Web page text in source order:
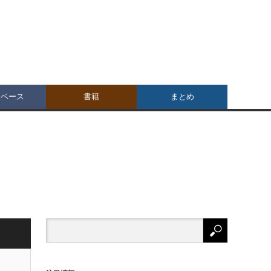
ース 書籍 まとめ